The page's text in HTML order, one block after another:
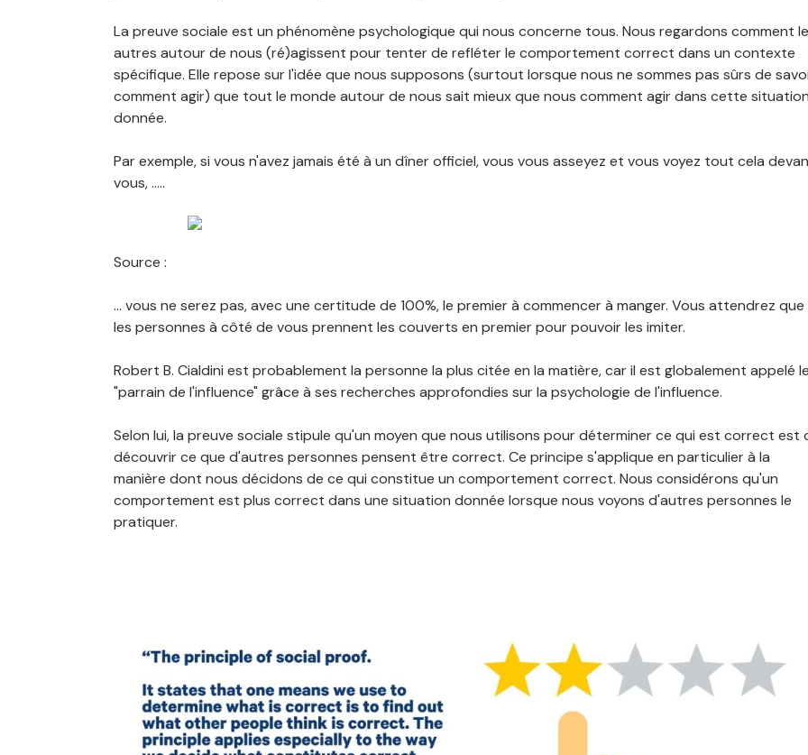
La preuve sociale est un phénomène psychologique qui nous concerne tous. Nous regardons comment
autres autour de nous (ré)agissent pour tenter de refléter le comportement correct dans un contexte
spécifique. Elle repose sur l'idée que nous supposons (surtout lorsque nous ne sommes pas sûrs de
comment agir) que tout le monde autour de nous sait mieux que nous comment agir dans cette
donnée.
Par exemple, si vous n'avez jamais été à un dîner officiel, vous vous asseyez et vous voyez tout cela
vous, .....
Source :
... vous ne serez pas, avec une certitude de 100%, le premier à commencer à manger. Vous attendrez que
les personnes à côté de vous prennent les couverts en premier pour pouvoir les imiter.
Robert B. Cialdini est probablement la personne la plus citée en la matière, car il est globalement appelé
"parrain de l'influence" grâce à ses recherches approfondies sur la psychologie de l'influence.
Selon lui, la preuve sociale stipule qu'un moyen que nous utilisons pour déterminer ce qui est correct est
découvrir ce que d'autres personnes pensent être correct. Ce principe s'applique en particulier à la
manière dont nous décidons de ce qui constitue un comportement correct. Nous considérons qu'un
comportement est plus correct dans une situation donnée lorsque nous voyons d'autres personnes le
pratiquer.